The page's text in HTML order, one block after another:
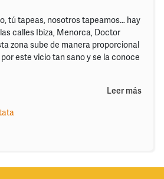
tú tapeas, nosotros tapeamos… hay
calles Ibiza, Menorca, Doctor
zona sube de manera proporcional
este vicio tan sano y se la conoce
Leer más